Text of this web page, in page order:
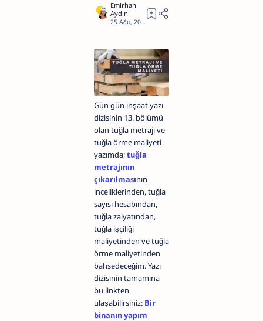
Gün gün inşaat yazı
dizisinin 13. bölümü
olan tuğla metrajı ve
tuğla örme maliyeti
yazımda;tuğla
metrajının
çıkarılmasının
inceliklerinden, tuğla
sayısı hesabından,
tuğla zaiyatından,
tuğla işçiliği
maliyetinden ve tuğla
örme maliyetinden
bahsedeceğim.Yazı
dizisinin tamamına
bu linkten
ulaşabilirsiniz: Bir
binanın yapım